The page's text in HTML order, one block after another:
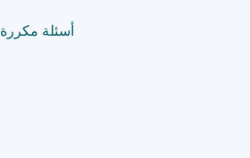
أسئلة مكررة